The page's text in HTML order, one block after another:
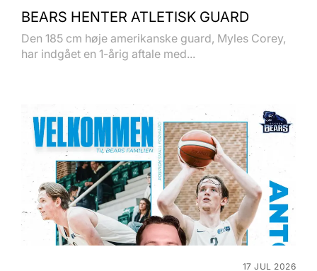
BEARS HENTER ATLETISK GUARD
Den 185 cm høje amerikanske guard, Myles Corey,
har indgået en 1-årig aftale med...
17 JUL 2026